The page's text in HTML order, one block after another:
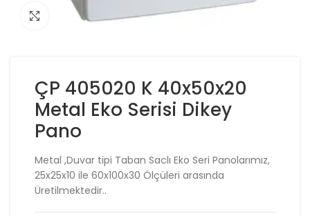
Click to enlarge
ÇP 405020 K 40x50x20
Metal Eko Serisi Dikey
Pano
Metal ,Duvar tipi Taban Saclı Eko Seri Panolarımız,
25x25x10 ile 60x100x30 Ölçüleri arasında
Üretilmektedir..